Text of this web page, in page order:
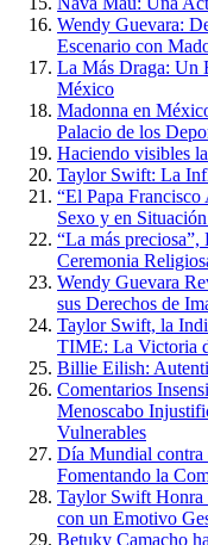
Wendy Guevara:
Escenario con
La Más Draga: Un
México
Madonna en
Palacio de los
Haciendo visibles
Taylor Swift: La
“El Papa
Sexo y en
“La más
Ceremonia
Wendy Guevara
sus Derechos de
Taylor Swift, la
TIME: La Victoria
Billie Eilish:
Comentarios
Menoscabo
Vulnerables
Día Mundial contra
Fomentando la
Taylor Swift Honra
con un Emotivo
Betuky Camacho